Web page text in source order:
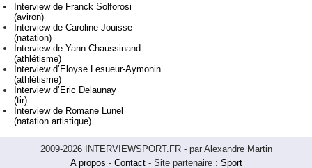
Interview de Franck Solforosi
(aviron)
Interview de Caroline Jouisse
(natation)
Interview de Yann Chaussinand
(athlétisme)
Interview d’Eloyse Lesueur-Aymonin
(athlétisme)
Interview d’Eric Delaunay
(tir)
Interview de Romane Lunel
(natation artistique)
2009-2026 INTERVIEWSPORT.FR - par Alexandre Martin
A propos - Contact- Site partenaire : Sport